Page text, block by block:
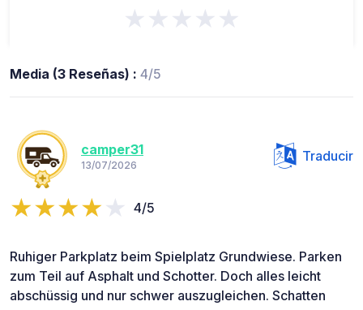
★★★★★
Media (3 Reseñas) : 4/5
camper31
13/07/2026
Traducir
4/5
Ruhiger Parkplatz beim Spielplatz Grundwiese. Parken
zum Teil auf Asphalt und Schotter. Doch alles leicht
abschüssig und nur schwer auszugleichen. Schatten